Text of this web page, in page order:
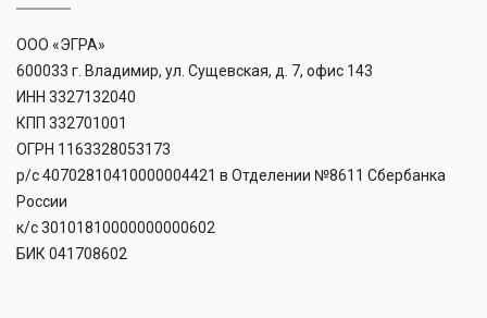
ООО «ЭГРА»
600033 г. Владимир, ул. Сущевская, д. 7, офис 143
ИНН 3327132040
КПП 332701001
ОГРН 1163328053173
р/с 40702810410000004421 в Отделении №8611 Сбербанка
России
к/с 30101810000000000602
БИК 041708602